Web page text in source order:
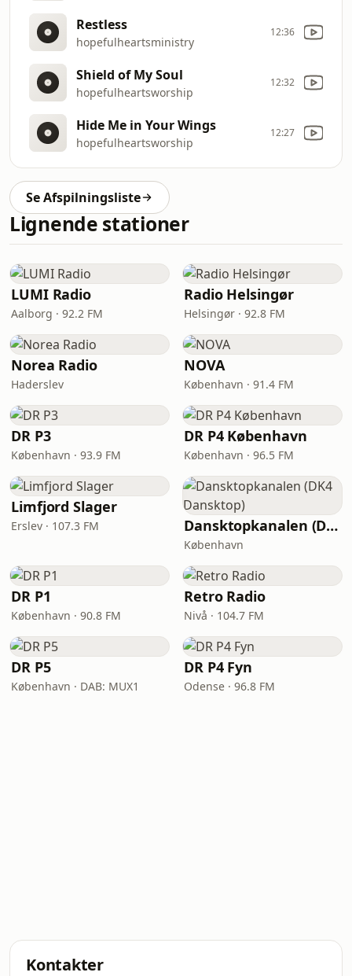
Restless
hopefulheartsministry
12:36
Shield of My Soul
hopefulheartsworship
12:32
Hide Me in Your Wings
hopefulheartsworship
12:27
Se Afspilningsliste
Lignende stationer
LUMI Radio
Aalborg · 92.2 FM
Radio Helsingør
Helsingør · 92.8 FM
Norea Radio
Haderslev
NOVA
København · 91.4 FM
DR P3
København · 93.9 FM
DR P4 København
København · 96.5 FM
Limfjord Slager
Erslev · 107.3 FM Dansktopkanalen (DK4 Dansktop)
København
DR P1
København · 90.8 FM
Retro Radio
Nivå · 104.7 FM
DR P5
København · DAB: MUX1
DR P4 Fyn
Odense · 96.8 FM
Kontakter